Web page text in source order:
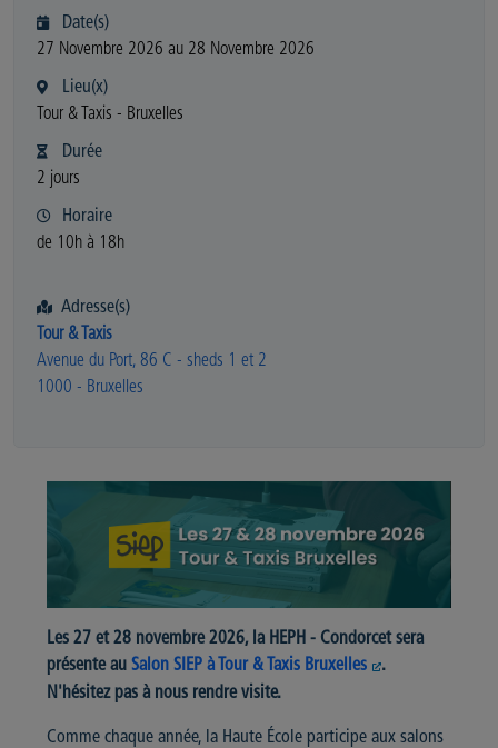
Date(s)
27 Novembre 2026 au 28 Novembre 2026
Lieu(x)
Tour & Taxis - Bruxelles
Durée
2 jours
Horaire
de 10h à 18h
Adresse(s)
Tour & Taxis
Avenue du Port, 86 C - sheds 1 et 2
1000 - Bruxelles
Les 27 et 28 novembre 2026, la HEPH - Condorcet sera
présente au Salon SIEP à Tour & Taxis Bruxelles
.
N'hésitez pas à nous rendre visite.
Comme chaque année, la Haute École participe aux salons